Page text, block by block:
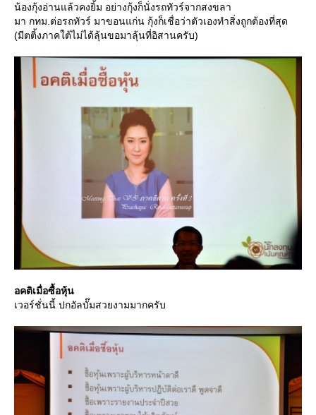
น้องกุ้งอ่านแล้วคงยิ้ม อย่างกุ้งก็นั่งรถทัวร์จากสงขลา
มา กทม.ต่อรถทัวร์ มาขอนแก่น กุ้งก็เชื่อว่าตัวเองทำสิ่งถูกต้องที่สุด
(มีตติ้งภาคใต้ไม่ได้ลุ้นขอมาลุ้นที่อิสานครับ)
อคติเมื่อซื้อหุ้น
เวอร์ชั่นนี้ ปกอัลบั๊มสวยงามมากครับ